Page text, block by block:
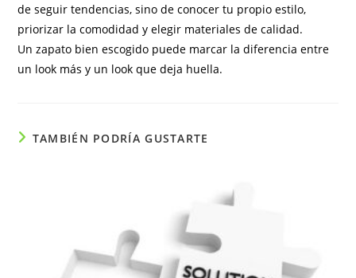
de seguir tendencias, sino de conocer tu propio estilo,
priorizar la comodidad y elegir materiales de calidad.
Un zapato bien escogido puede marcar la diferencia entre
un look más y un look que deja huella.
TAMBIÉN PODRÍA GUSTARTE